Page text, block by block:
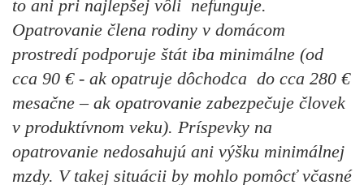
to ani pri najlepšej vôli nefunguje.
Opatrovanie člena rodiny v domácom
prostredí podporuje štát iba minimálne (od
cca 90 € - ak opatruje dôchodca do cca 280 €
mesačne – ak opatrovanie zabezpečuje človek
v produktívnom veku). Príspevky na
opatrovanie nedosahujú ani výšku minimálnej
mzdy. V takej situácii by mohlo pomôcť včasné